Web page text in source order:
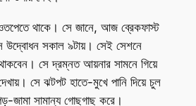
থাকে। সে জানে, আজ ব্রেকফাস্ট
উদ্বোধন সকাল ৯টায়। সেই সেশনে
থাকবেন। সে দ্রম্নত আয়নার সামনে গিয়ে
সে ঝটপট হাতে-মুখে পানি দিয়ে চুল
জামা সামান্য গোছগাছ করে।